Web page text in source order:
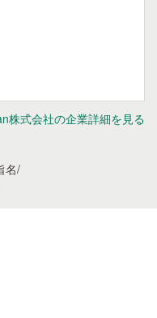
株式会社の企業詳細を見る
名/